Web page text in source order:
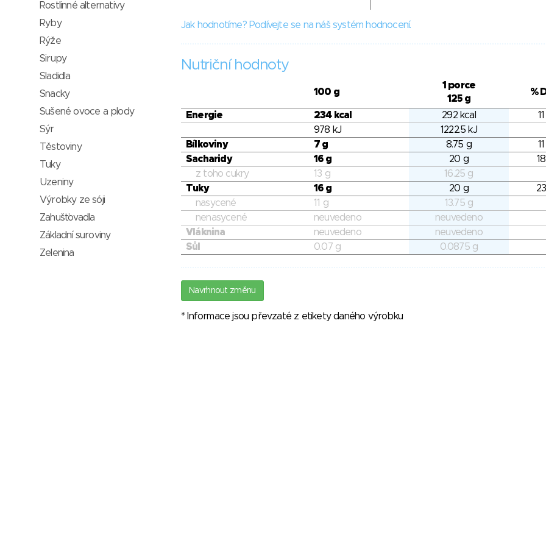
Jak hodnotíme? Podívejte se na náš systém hodnocení.
Nutriční hodnoty
100 g
1 porce
125 g
%
Energie 234 kcal 292 kcal
978 kJ
1222.5 kJ
Bílkoviny
7 g 8.75 g
Sacharidy
16 g 20 g
z toho cukry
13 g
16.25 g
Tuky
16 g 20 g
nasycené
11 g
13.75 g
nenasycené
neuvedeno
neuvedeno
Vláknina
neuvedeno
neuvedeno
Sůl
0.07 g 0.0875 g
Navrhnout změnu
* Informace jsou převzaté z etikety daného výrobku
Rostlinné alternativy
Ryby
Rýže
Sirupy
Sladidla
Snacky
Sušené ovoce a plody
Sýr
Těstoviny
Tuky
Uzeniny
Výrobky ze sóji
Zahušťovadla
Základní suroviny
Zelenina